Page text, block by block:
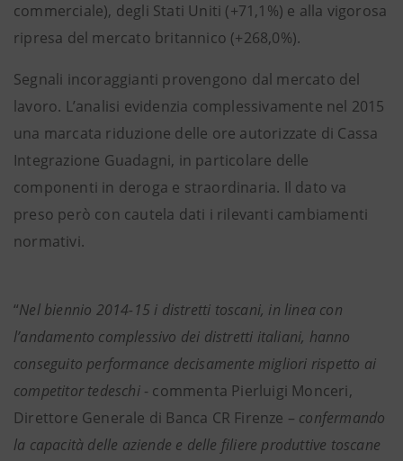
commerciale), degli Stati Uniti (+71,1%) e alla vigorosa
ripresa del mercato britannico (+268,0%).
Segnali incoraggianti provengono dal mercato del
lavoro. L’analisi evidenzia complessivamente nel 2015
una marcata riduzione delle ore autorizzate di Cassa
Integrazione Guadagni, in particolare delle
componenti in deroga e straordinaria. Il dato va
preso però con cautela dati i rilevanti cambiamenti
normativi.
“Nel biennio 2014-15 i distretti toscani, in linea con
l’andamento complessivo dei distretti italiani, hanno
conseguito performance decisamente migliori rispetto ai
competitor tedeschi - commenta Pierluigi Monceri,
Direttore Generale di Banca CR Firenze – confermando
la capacità delle aziende e delle filiere produttive toscane